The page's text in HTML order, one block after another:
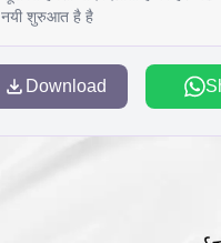
नयी शुरुआत है है
Download